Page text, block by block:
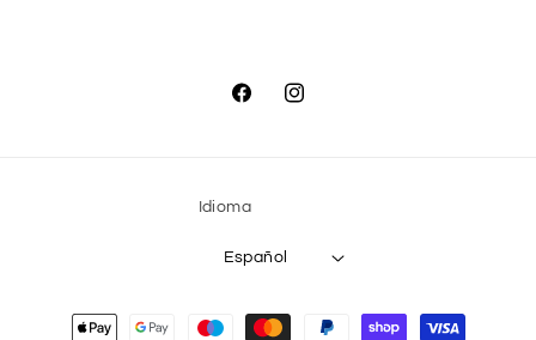
FacebookInstagram
Idioma
Español
Formas